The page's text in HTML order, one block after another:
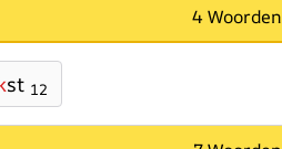
4 Woorden
st 12